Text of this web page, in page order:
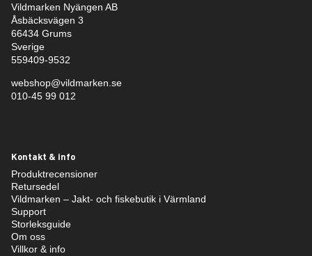
Vildmarken Nyängen AB
Åsbäcksvägen 3
66434 Grums
Sverige
559409-9532
webshop@vildmarken.se
010-45 99 012
Kontakt & info
Produktrecensioner
Retursedel
Vildmarken – Jakt- och fiskebutik i Värmland
Support
Storleksguide
Om oss
Villkor & info